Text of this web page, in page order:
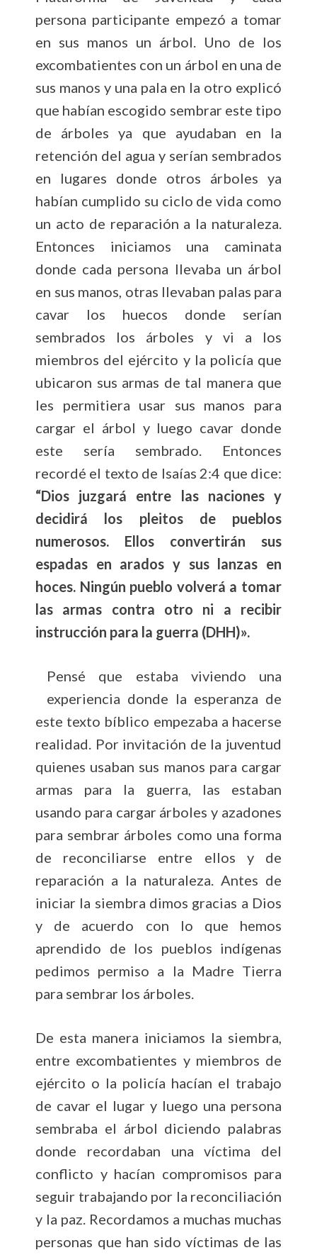
persona participante empezó a tomar
en sus manos un árbol. Uno de los
excombatientes con un árbol en una de
sus manos y una pala en la otro explicó
que habían escogido sembrar este tipo
de árboles ya que ayudaban en la
retención del agua y serían sembrados
en lugares donde otros árboles ya
habían cumplido su ciclo de vida como
un acto de reparación a la naturaleza.
Entonces iniciamos una caminata
donde cada persona llevaba un árbol
en sus manos, otras llevaban palas para
cavar los huecos donde serían
sembrados los árboles y vi a los
miembros del ejército y la policía que
ubicaron sus armas de tal manera que
les permitiera usar sus manos para
cargar el árbol y luego cavar donde
este sería sembrado. Entonces
recordé el texto de Isaías 2:4 que dice:
“Dios juzgará entre las naciones y
decidirá los pleitos de pueblos
numerosos. Ellos convertirán sus
espadas en arados y sus lanzas en
hoces. Ningún pueblo volverá a tomar
las armas contra otro ni a recibir
instrucción para la guerra (DHH)».
Pensé que estaba viviendo una
experiencia donde la esperanza de
este texto bíblico empezaba a hacerse
realidad. Por invitación de la juventud
quienes usaban sus manos para cargar
armas para la guerra, las estaban
usando para cargar árboles y azadones
para sembrar árboles como una forma
de reconciliarse entre ellos y de
reparación a la naturaleza. Antes de
iniciar la siembra dimos gracias a Dios
y de acuerdo con lo que hemos
aprendido de los pueblos indígenas
pedimos permiso a la Madre Tierra
para sembrar los árboles.
De esta manera iniciamos la siembra,
entre excombatientes y miembros de
ejército o la policía hacían el trabajo
de cavar el lugar y luego una persona
sembraba el árbol diciendo palabras
donde recordaban una víctima del
conflicto y hacían compromisos para
seguir trabajando por la reconciliación
y la paz. Recordamos a muchas muchas
personas que han sido víctimas de las